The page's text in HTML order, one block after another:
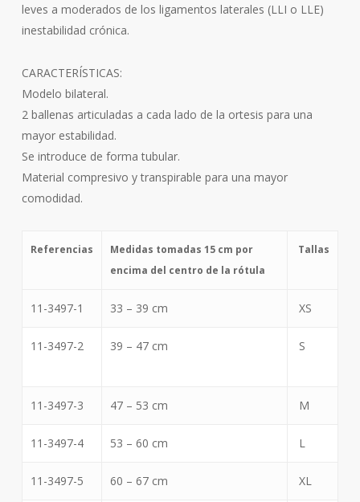
leves a moderados de los ligamentos laterales (LLI o LLE)
inestabilidad crónica.
CARACTERÍSTICAS:
Modelo bilateral.
2 ballenas articuladas a cada lado de la ortesis para una
mayor estabilidad.
Se introduce de forma tubular.
Material compresivo y transpirable para una mayor
comodidad.
Referencias
Medidas tomadas 15 cm por
encima del centro de la rótula
Tallas
11-3497-1 33 – 39 cm XS
11-3497-2 39 – 47 cm S
11-3497-3 47 – 53 cm M
11-3497-4 53 – 60 cm L
11-3497-5 60 – 67 cm XL